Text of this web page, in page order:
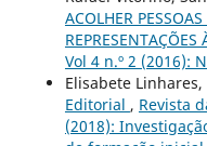
ACOLHER
REPRESENTAÇÕES
Vol 4 n.º 2 (2016):
Elisabete
Editorial , Revista
(2018):